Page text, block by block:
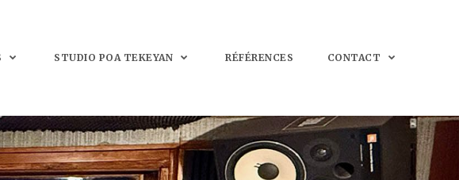
STUDIO POA TEKEYAN RÉFÉRENCES CONTACT